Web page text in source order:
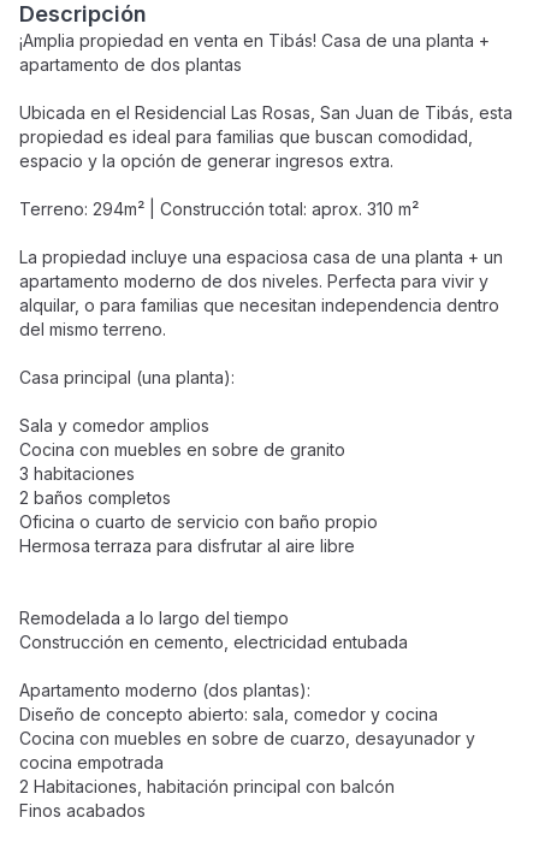
Descripción
¡Amplia propiedad en venta en Tibás! Casa de una planta +
apartamento de dos plantas
Ubicada en el Residencial Las Rosas, San Juan de Tibás, esta
propiedad es ideal para familias que buscan comodidad,
espacio y la opción de generar ingresos extra.
Terreno: 294m² | Construcción total: aprox. 310 m²
La propiedad incluye una espaciosa casa de una planta + un
apartamento moderno de dos niveles. Perfecta para vivir y
alquilar, o para familias que necesitan independencia dentro
del mismo terreno.
Casa principal (una planta):
Sala y comedor amplios
Cocina con muebles en sobre de granito
3 habitaciones
2 baños completos
Oficina o cuarto de servicio con baño propio
Hermosa terraza para disfrutar al aire libre
Remodelada a lo largo del tiempo
Construcción en cemento, electricidad entubada
Apartamento moderno (dos plantas):
Diseño de concepto abierto: sala, comedor y cocina
Cocina con muebles en sobre de cuarzo, desayunador y
cocina empotrada
2 Habitaciones, habitación principal con balcón
Finos acabados